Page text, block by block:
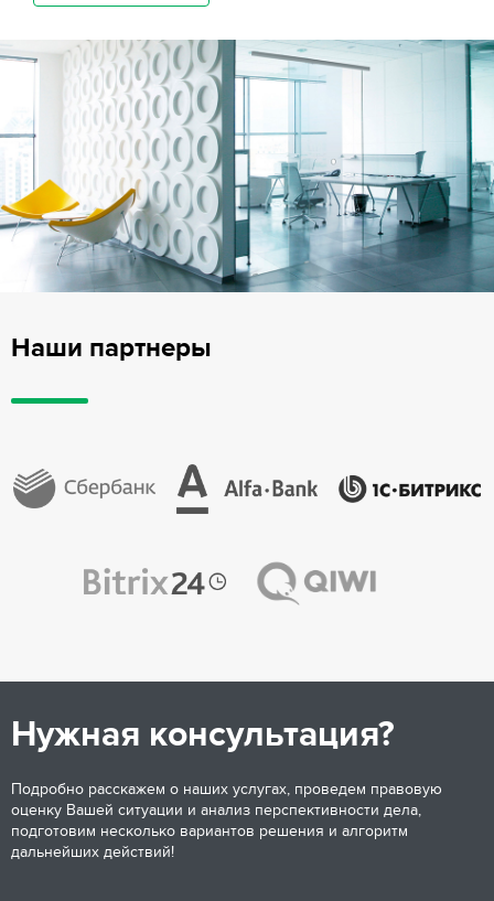
Наши партнеры
Нужная консультация?
Подробно расскажем о наших услугах, проведем правовую
оценку Вашей ситуации и анализ перспективности дела,
подготовим несколько вариантов решения и алгоритм
дальнейших действий!